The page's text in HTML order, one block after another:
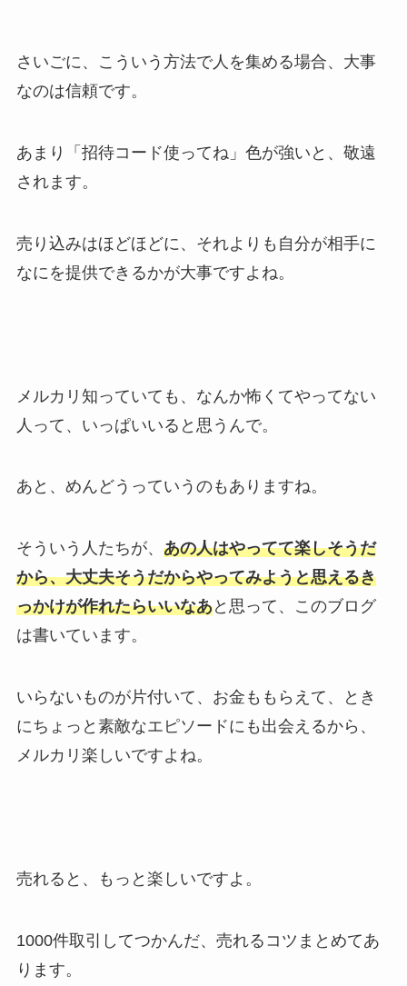
さいごに、こういう方法で人を集める場合、大事
なのは信頼です。
あまり「招待コード使ってね」色が強いと、敬遠
されます。
売り込みはほどほどに、それよりも自分が相手に
なにを提供できるかが大事ですよね。
メルカリ知っていても、なんか怖くてやってない
人って、いっぱいいると思うんで。
あと、めんどうっていうのもありますね。
そういう人たちが、 あの人はやってて楽しそうだ
から、大丈夫そうだからやってみようと思えるき
っかけが作れたらいいなあと思って、このブログ
は書いています。
いらないものが片付いて、お金ももらえて、とき
にちょっと素敵なエピソードにも出会えるから、
メルカリ楽しいですよね。
売れると、もっと楽しいですよ。
1000件取引してつかんだ、売れるコツまとめてあ
ります。